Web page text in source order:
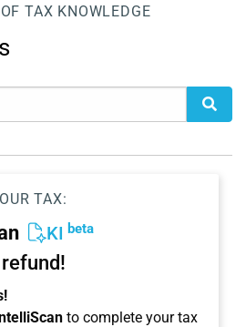
TAX KNOWLEDGE
TAX:
KI beta
to complete your tax